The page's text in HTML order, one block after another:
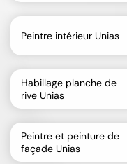
Peintre intérieur Unias
Habillage planche de
rive Unias
Peintre et peinture de
façade Unias